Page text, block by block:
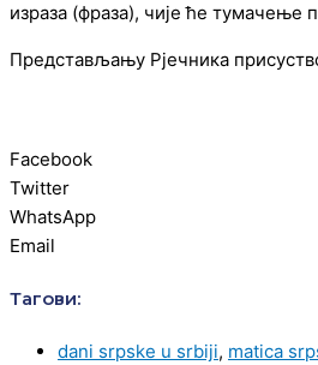
израза (фраза), чије ће
Представљању Рјечника
Facebook
Twitter
WhatsApp
Email
Тагови:
dani srpske u srbiji, matica